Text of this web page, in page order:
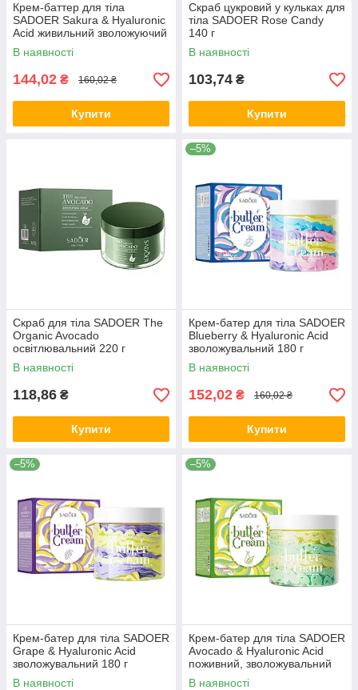
Крем-баттер для тіла
SADOER Sakura & Hyaluronic
Acid живильний зволожуючий
180 г
В наявності
144,02 ₴ 160,02 ₴
Купити
Скраб цукровий у кульках для
тіла SADOER Rose Candy
140 г
В наявності
103,74 ₴
Купити
Скраб для тіла SADOER The
Organic Avocado
освітлювальний 220 г
В наявності
118,86 ₴
Купити
–5%
Крем-батер для тіла SADOER
Blueberry & Hyaluronic Acid
зволожувальний 180 г
В наявності
152,02 ₴ 160,02 ₴
Купити
–5%
Крем-батер для тіла SADOER
Grape & Hyaluronic Acid
зволожувальний 180 г
В наявності
–5%
Крем-батер для тіла SADOER
Avocado & Hyaluronic Acid
поживний, зволожувальний
180 г
В наявності